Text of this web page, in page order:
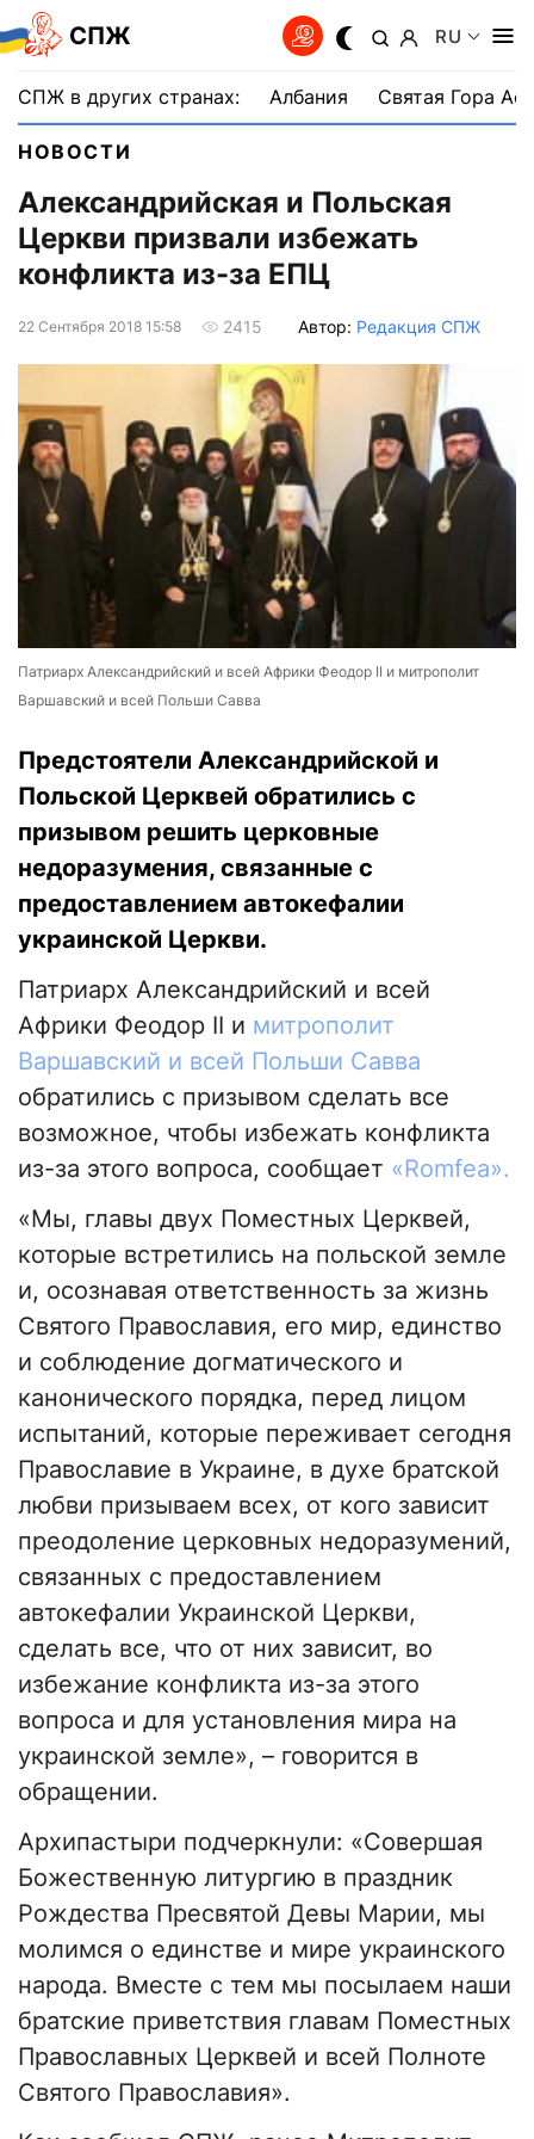
СПЖ RU
СПЖ в других странах: Албания Святая Гора
НОВОСТИ
Александрийская и Польская
Церкви призвали избежать
конфликта из-за ЕПЦ
22 Сентября 2018 15:58 2415 Автор: Редакция СПЖ
Патриарх Александрийский и всей Африки Феодор II и митрополит
Варшавский и всей Польши Савва
Предстоятели Александрийской и
Польской Церквей обратились с
призывом решить церковные
недоразумения, связанные с
предоставлением автокефалии
украинской Церкви.
Патриарх Александрийский и всей
Африки Феодор II и митрополит
Варшавский и всей Польши Савва
обратились с призывом сделать все
возможное, чтобы избежать конфликта
из-за этого вопроса, сообщает «Romfea».
«Мы, главы двух Поместных Церквей,
которые встретились на польской земле
и, осознавая ответственность за жизнь
Святого Православия, его мир, единство
и соблюдение догматического и
канонического порядка, перед лицом
испытаний, которые переживает сегодня
Православие в Украине, в духе братской
любви призываем всех, от кого зависит
преодоление церковных недоразумений,
связанных с предоставлением
автокефалии Украинской Церкви,
сделать все, что от них зависит, во
избежание конфликта из-за этого
вопроса и для установления мира на
украинской земле», – говорится в
обращении.
Архипастыри подчеркнули: «Совершая
Божественную литургию в праздник
Рождества Пресвятой Девы Марии, мы
молимся о единстве и мире украинского
народа. Вместе с тем мы посылаем наши
братские приветствия главам Поместных
Православных Церквей и всей Полноте
Святого Православия».